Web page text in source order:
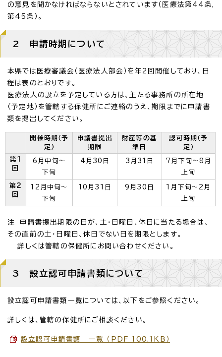
の意見を聞かなければならないとされています（医療法第44条,
第45条）。
2 申請時期について
本県では医療審議会（医療法人部会）を年2回開催しており、日
程は表のとおりです。
医療法人の設立を予定している方は、主たる事務所の所在地
（予定地）を管轄する保健所にご連絡のうえ、期限までに申請書
類を提出してください。
開催時期（予
定）
申請書提出
期限
財産等の基
準日
認可時期（予
定）
第1
回
6月中旬～
下旬
4月30日 3月31日
7月下旬～8月
上旬
第2
回
12月中旬～
下旬
10月31日 9月30日
1月下旬～2月
上旬
注 申請書提出期限の日が、土・日曜日、休日に当たる場合は、
その直前の土・日曜日、休日でない日を期限とします。
詳しくは管轄の保健所にお問い合わせください。
3 設立認可申請書類について
設立認可申請書類一覧については、以下をご参照ください。
詳しくは、管轄の保健所にご相談ください。
設立認可申請書類 一覧 （PDF 100.1KB）